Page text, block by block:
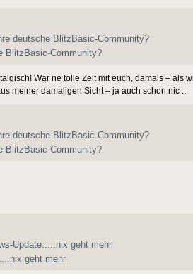
deutsche BlitzBasic-Community?
BlitzBasic-Community?
War ne tolle Zeit mit euch, damals – als
meiner damaligen Sicht – ja auch schon nic ...
deutsche BlitzBasic-Community?
BlitzBasic-Community?
Update.....nix geht mehr
geht mehr